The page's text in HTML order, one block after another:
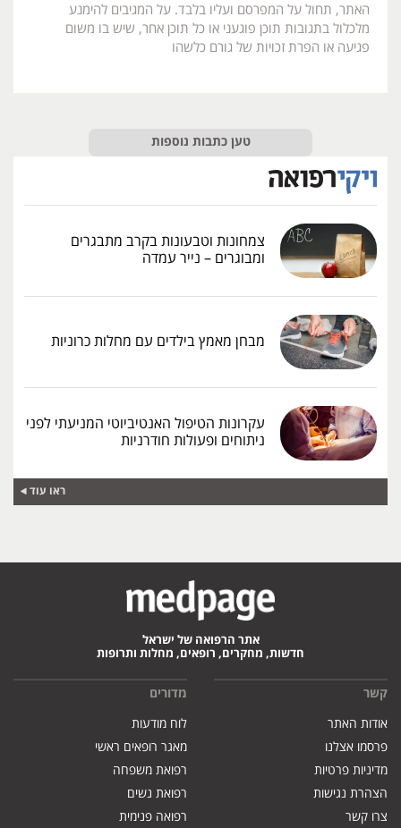
האתר, תחול על המפרסם ועליו בלבד. על המגיבים להימנע
מלכלול בתגובות תוכן פוגעני או כל תוכן אחר, שיש בו משום
פגיעה או הפרת זכויות של גורם כלשהו
טען כתבות נוספות
צמחונות וטבעונות בקרב מתבגרים
ומבוגרים – נייר עמדה
מבחן מאמץ בילדים עם מחלות כרוניות
עקרונות הטיפול האנטיביוטי המניעתי לפני
ניתוחים ופעולות חודרניות
ראו עוד
אתר הרפואה של ישראל
חדשות, מחקרים, רופאים, מחלות ותרופות
קשר
אודות האתר
פרסמו אצלנו
מדיניות פרטיות
הצהרת נגישות
צרו קשר
מדורים
לוח מודעות
מאגר רופאים ראשי
רפואת משפחה
רפואת נשים
רפואה פנימית